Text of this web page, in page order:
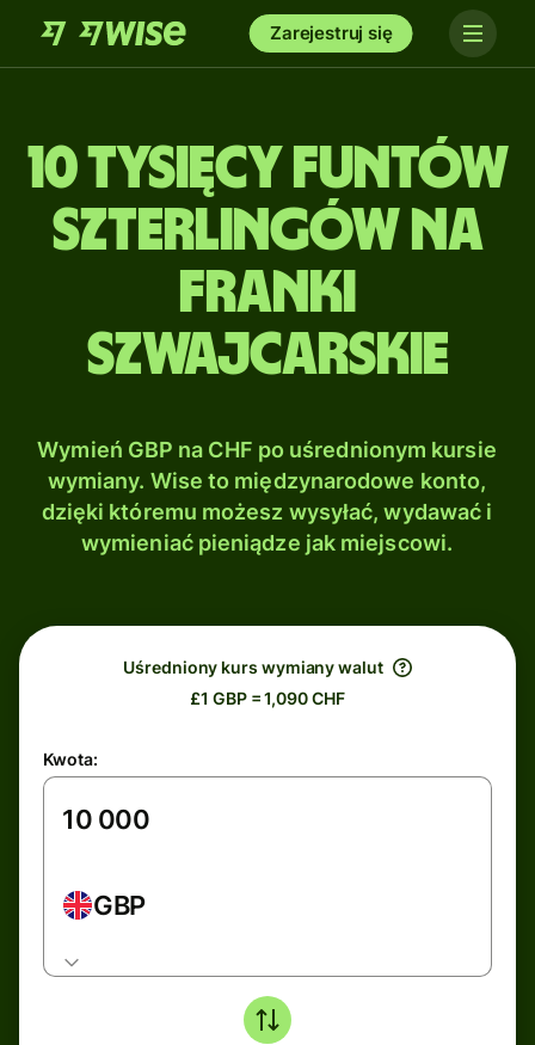
Zarejestruj się
10 tysięcy Funtów
szterlingów na
Franki
szwajcarskie
Wymień GBP na CHF po uśrednionym kursie
wymiany. Wise to międzynarodowe konto,
dzięki któremu możesz wysyłać, wydawać i
wymieniać pieniądze jak miejscowi.
Uśredniony kurs wymiany walut
£1 GBP = 1,090 CHF
Kwota:
GBP